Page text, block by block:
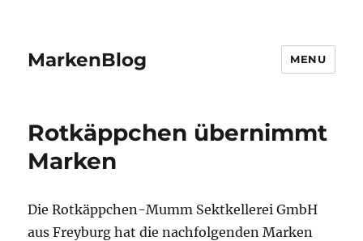
MarkenBlog MENU
Rotkäppchen übernimmt
Marken
Die Rotkäppchen-Mumm Sektkellerei GmbH
aus Freyburg hat die nachfolgenden Marken